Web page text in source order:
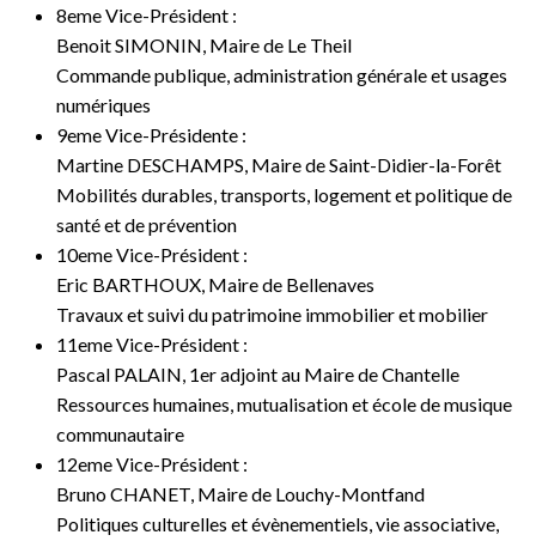
8eme Vice-Président :
Benoit SIMONIN, Maire de Le Theil
Commande publique, administration générale et usages
numériques
9eme Vice-Présidente :
Martine DESCHAMPS, Maire de Saint-Didier-la-Forêt
Mobilités durables, transports, logement et politique de
santé et de prévention
10eme Vice-Président :
Eric BARTHOUX, Maire de Bellenaves
Travaux et suivi du patrimoine immobilier et mobilier
11eme Vice-Président :
Pascal PALAIN, 1er adjoint au Maire de Chantelle
Ressources humaines, mutualisation et école de musique
communautaire
12eme Vice-Président :
Bruno CHANET, Maire de Louchy-Montfand
Politiques culturelles et évènementiels, vie associative,